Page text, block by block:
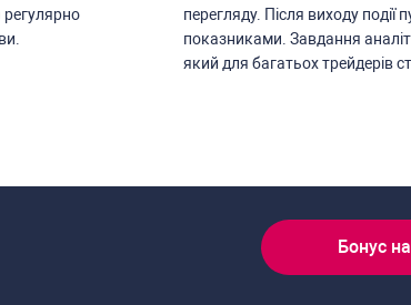
регулярно
перегляду. Піcля виходу події
показниками. Завдання
який для багатьох трейдерів
Бонуc